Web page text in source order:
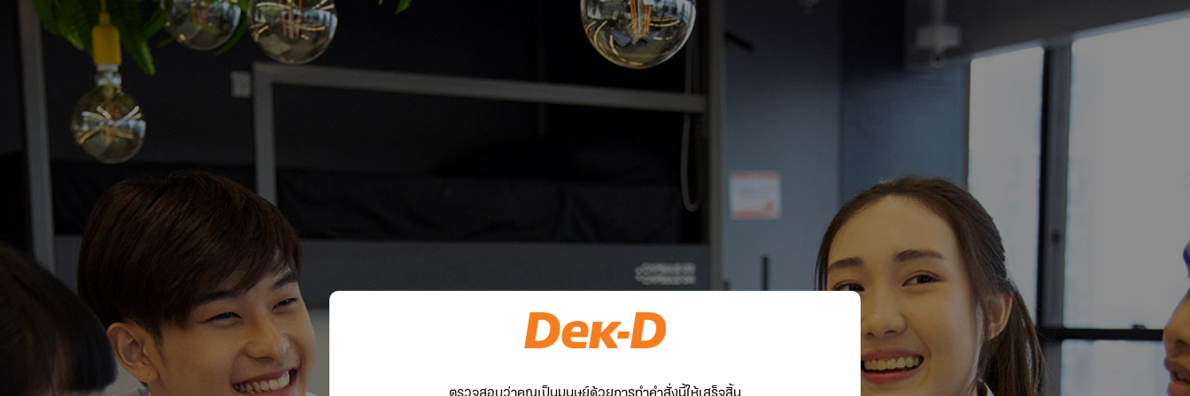
ตรวจสอบว่าคุณเป็นมนุษย์ด้วยการทำคำสั่งนี้ให้เสร็จสิ้น